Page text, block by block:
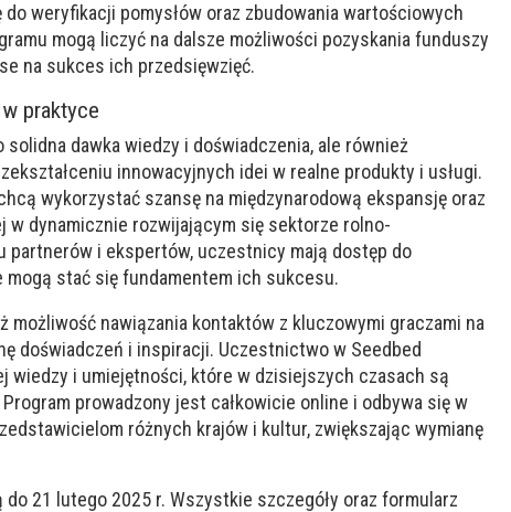
weryfikacji pomysłów oraz zbudowania wartościowych
mogą liczyć na dalsze możliwości pozyskania funduszy
na sukces ich przedsięwzięć.
praktyce
dawka wiedzy i doświadczenia, ale również
innowacyjnych idei w realne produkty i usługi.
wykorzystać szansę na międzynarodową ekspansję oraz
w dynamicznie rozwijającym się sektorze rolno-
partnerów i ekspertów, uczestnicy mają dostęp do
stać się fundamentem ich sukcesu.
możliwość nawiązania kontaktów z kluczowymi graczami na
doświadczeń i inspiracji. Uczestnictwo w Seedbed
wiedzy i umiejętności, które w dzisiejszych czasach są
prowadzony jest całkowicie online i odbywa się w
różnych krajów i kultur, zwiększając wymianę
21 lutego 2025 r. Wszystkie szczegóły oraz formularz